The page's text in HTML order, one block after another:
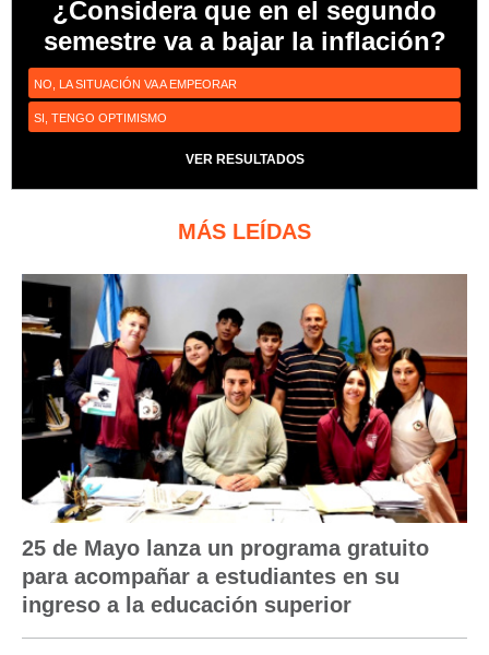
¿Considera que en el segundo
semestre va a bajar la inflación?
NO, LA SITUACIÓN VA A EMPEORAR
SI, TENGO OPTIMISMO
VER RESULTADOS
MÁS LEÍDAS
25 de Mayo lanza un programa gratuito
para acompañar a estudiantes en su
ingreso a la educación superior